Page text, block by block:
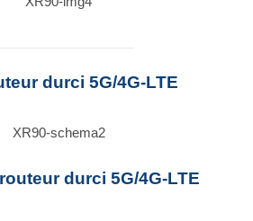
durci 5G/4G-LTE
durci 5G/4G-LTE